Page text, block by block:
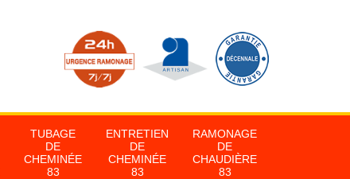
TUBAGE
DE
CHEMINÉE
83
ENTRETIEN
DE
CHEMINÉE
83
RAMONAGE
DE
CHAUDIÈRE
83